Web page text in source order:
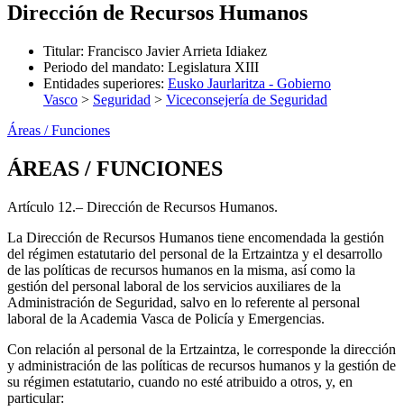
Dirección de Recursos Humanos
Titular: Francisco Javier Arrieta Idiakez
Periodo del mandato: Legislatura XIII
Entidades superiores: Eusko Jaurlaritza - Gobierno
Vasco > Seguridad > Viceconsejería de Seguridad
Áreas / Funciones
ÁREAS / FUNCIONES
Artículo 12.– Dirección de Recursos Humanos.
La Dirección de Recursos Humanos tiene encomendada la gestión
del régimen estatutario del personal de la Ertzaintza y el desarrollo
de las políticas de recursos humanos en la misma, así como la
gestión del personal laboral de los servicios auxiliares de la
Administración de Seguridad, salvo en lo referente al personal
laboral de la Academia Vasca de Policía y Emergencias.
Con relación al personal de la Ertzaintza, le corresponde la dirección
y administración de las políticas de recursos humanos y la gestión de
su régimen estatutario, cuando no esté atribuido a otros, y, en
particular: